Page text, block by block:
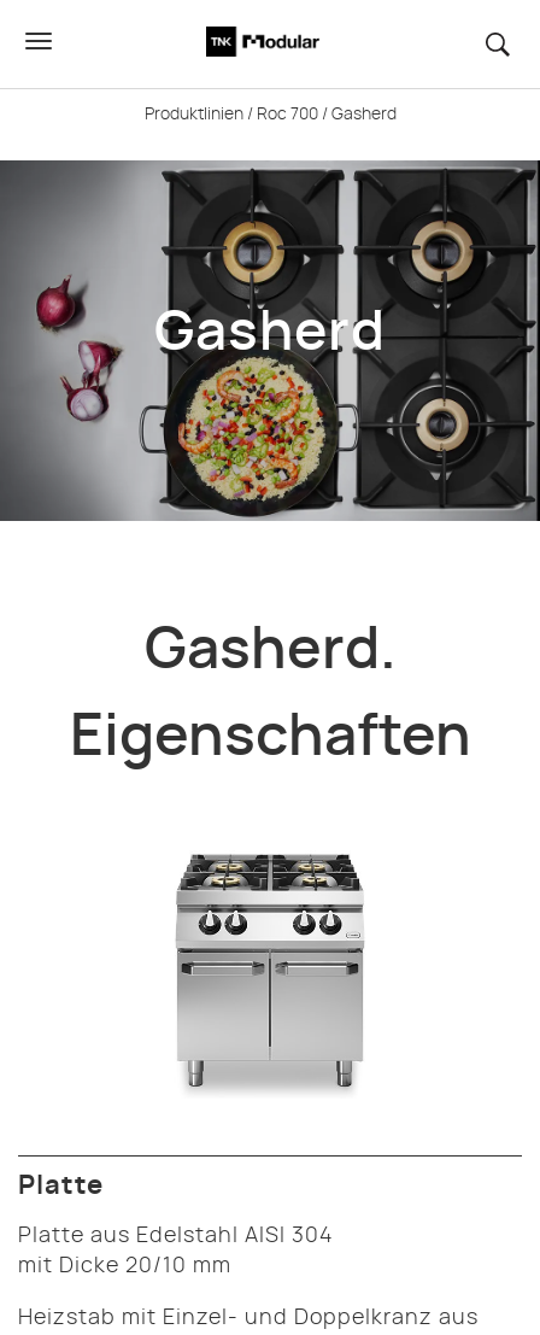
Produktlinien/ Roc 700/ Gasherd
Gasherd
Gasherd.
Eigenschaften
Platte
Platte aus Edelstahl AISI 304
mit Dicke 20/10 mm
Heizstab mit Einzel- und Doppelkranz aus